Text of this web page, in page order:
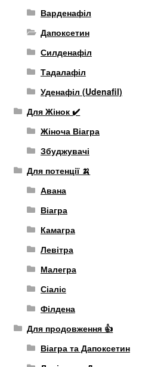
Варденафіл
Дапоксетин
Силденафіл
Тадалафіл
Уденафіл (Udenafil)
Для Жінок ✔️
Жіноча Віагра
Збуджувачі
Для потенції 🍌
Авана
Віагра
Камагра
Левітра
Малегра
Сіаліс
Філдена
Для продовження 👍
Віагра та Дапоксетин